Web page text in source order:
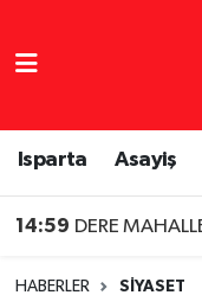
Isparta Asayiş
14:59 DERE
HABERLER SIYASET
Isparta
Isparta Hava